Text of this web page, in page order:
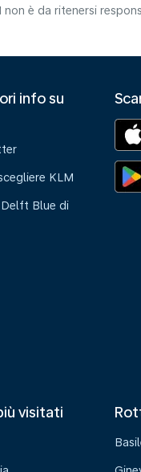
è da ritenersi
info su
KLM
Delft Blue di
visitati